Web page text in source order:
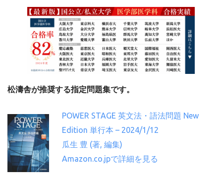
松濤舎が推奨する指定問題集です。
POWER STAGE 英文法・語法問題 New
Edition 単行本 – 2024/1/12
瓜生 豊 (著, 編集)
Amazon.co.jpで詳細を見る